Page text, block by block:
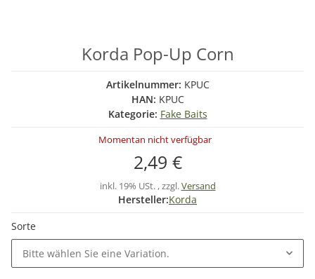
Korda Pop-Up Corn
Artikelnummer: KPUC
HAN: KPUC
Kategorie: Fake Baits
Momentan nicht verfügbar
2,49 €
inkl. 19% USt. , zzgl.Versand
Hersteller:Korda
Sorte
Bitte wählen Sie eine Variation.